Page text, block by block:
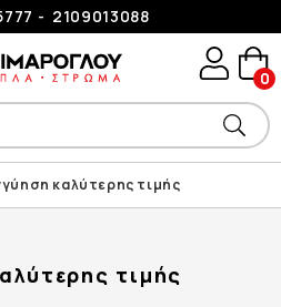
2109013088
0
καλύτερης τιμής
τιμής